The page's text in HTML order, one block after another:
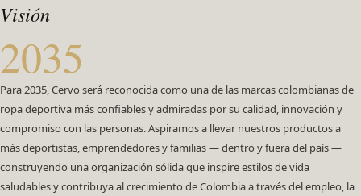
Visión
2035
Para 2035, Cervo será reconocida como una de las marcas colombianas de
ropa deportiva más confiables y admiradas por su calidad, innovación y
compromiso con las personas. Aspiramos a llevar nuestros productos a
más deportistas, emprendedores y familias — dentro y fuera del país —
construyendo una organización sólida que inspire estilos de vida
saludables y contribuya al crecimiento de Colombia a través del empleo, la